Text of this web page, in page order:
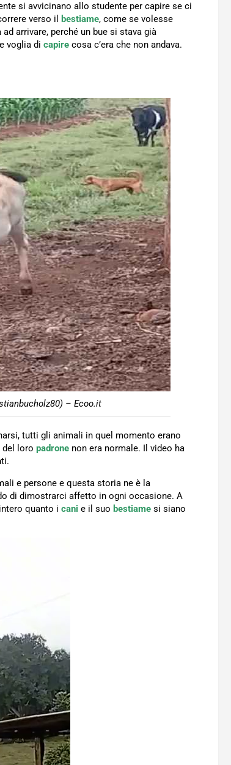
si avvicinano allo studente per capire se ci
verso il
bestiame, come se volesse
arrivare, perché un bue si stava già
voglia di capire cosa c’era che non andava.
– Ecoo.it
tutti gli animali in quel momento erano
del loro padrone non era normale. Il video ha
e persone e questa storia ne è la
di dimostrarci affetto in ogni occasione. A
quanto i cani e il suo bestiame si siano